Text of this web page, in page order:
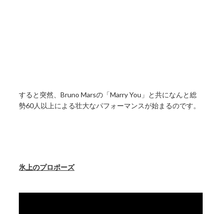
すると突然、Bruno Marsの「Marry You」と共になんと総
勢60人以上による壮大なパフォーマンスが始まるのです。
氷上のプロポーズ